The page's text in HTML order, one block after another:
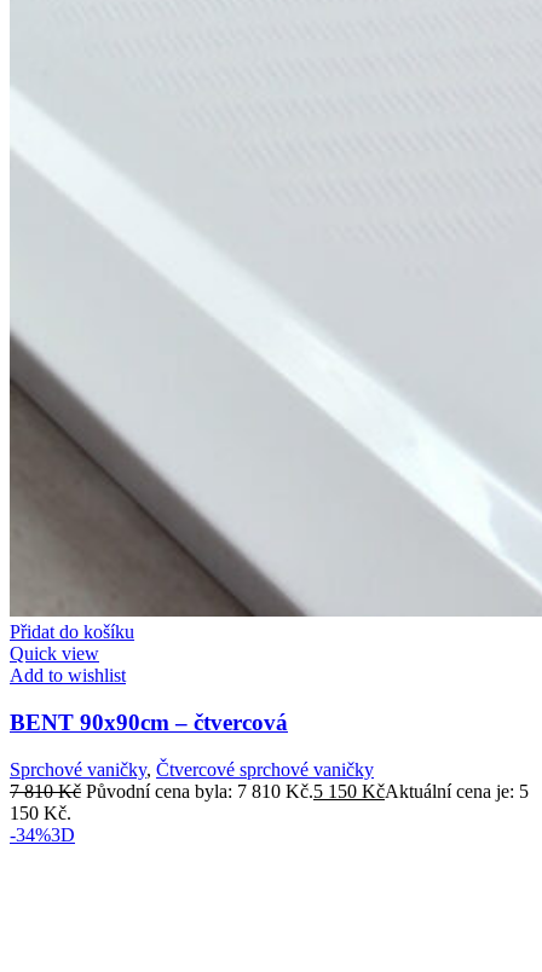
Přidat do košíku
Quick view
Add to wishlist
BENT 90x90cm – čtvercová
Sprchové vaničky, Čtvercové sprchové vaničky
7 810Kč Původní cena byla: 7 810 Kč.5 150 KčAktuální cena je: 5
150 Kč.
-34%3D